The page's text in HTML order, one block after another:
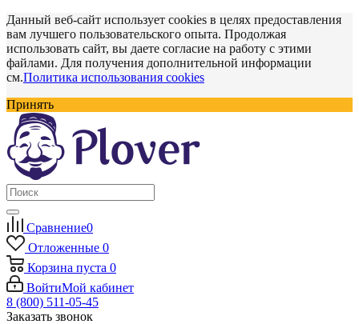
Данный веб-сайт использует cookies в целях предоставления
вам лучшего пользовательского опыта. Продолжая
использовать сайт, вы даете согласие на работу с этими
файлами. Для получения дополнительной информации
см.Политика использования cookies
Принять
Сравнение0
Отложенные 0
Корзина пуста 0
ВойтиМой кабинет
8 (800) 511-05-45
Заказать звонок